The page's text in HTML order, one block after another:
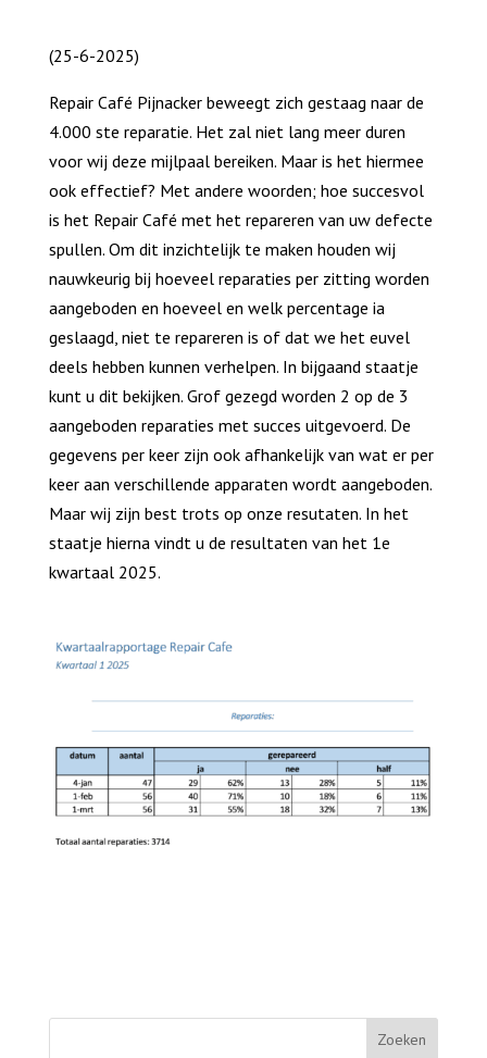
(25-6-2025)
Repair Café Pijnacker beweegt zich gestaag naar de
4.000 ste reparatie. Het zal niet lang meer duren
voor wij deze mijlpaal bereiken. Maar is het hiermee
ook effectief? Met andere woorden; hoe succesvol
is het Repair Café met het repareren van uw defecte
spullen. Om dit inzichtelijk te maken houden wij
nauwkeurig bij hoeveel reparaties per zitting worden
aangeboden en hoeveel en welk percentage ia
geslaagd, niet te repareren is of dat we het euvel
deels hebben kunnen verhelpen. In bijgaand staatje
kunt u dit bekijken. Grof gezegd worden 2 op de 3
aangeboden reparaties met succes uitgevoerd. De
gegevens per keer zijn ook afhankelijk van wat er per
keer aan verschillende apparaten wordt aangeboden.
Maar wij zijn best trots op onze resutaten. In het
staatje hierna vindt u de resultaten van het 1e
kwartaal 2025.